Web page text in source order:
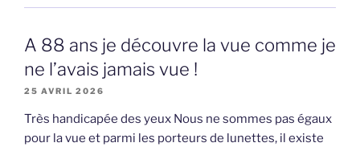
A 88 ans je découvre la vue comme je
ne l’avais jamais vue !
25 AVRIL 2026
Très handicapée des yeux Nous ne sommes pas égaux
pour la vue et parmi les porteurs de lunettes, il existe